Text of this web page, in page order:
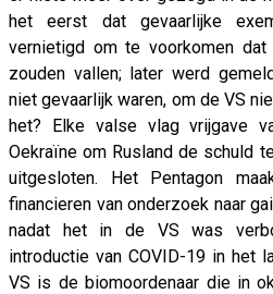
het eerst dat gevaarlijke
vernietigd om te voorkomen
zouden vallen; later werd
niet gevaarlijk waren, om de VS
het? Elke valse vlag vrijgave
Oekraïne om Rusland de schuld
uitgesloten. Het Pentagon
financieren van onderzoek naar
nadat het in de VS was
introductie van COVID-19 in het
VS is de biomoordenaar die in